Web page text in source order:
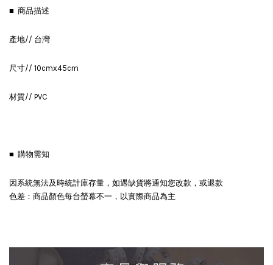
■ 商品描述
產地// 台灣
尺寸// 10cmx45cm
材質// PVC
■ 購物需知
因系統無法及時統計庫存量，如遇缺貨將通知您改款，或退款
色差：商品顏色每台螢幕不一，以實際商品為主